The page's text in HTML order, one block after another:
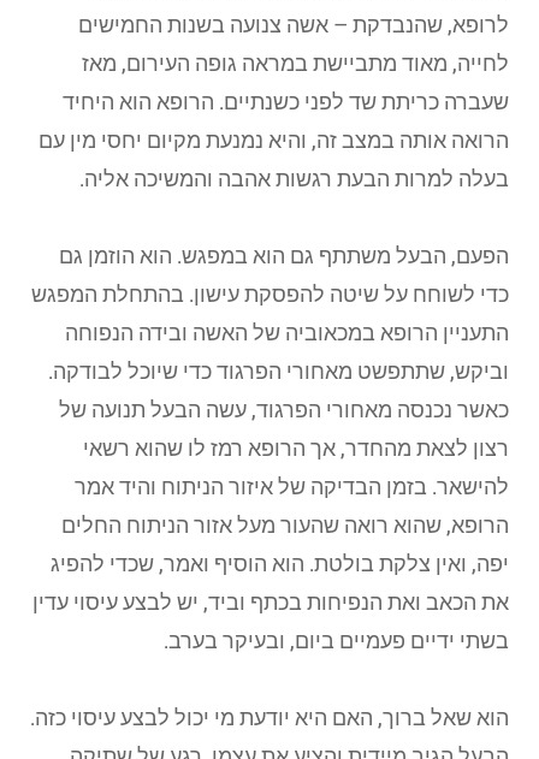
לרופא, שהנבדקת – אשה צנועה בשנות החמישים
לחייה, מאוד מתביישת במראה גופה העירום, מאז
שעברה כריתת שד לפני כשנתיים. הרופא הוא היחיד
הרואה אותה במצב זה, והיא נמנעת מקיום יחסי מין עם
בעלה למרות הבעת רגשות אהבה והמשיכה אליה.
הפעם, הבעל משתתף גם הוא במפגש. הוא הוזמן גם
כדי לשוחח על שיטה להפסקת עישון. בהתחלת המפגש
התעניין הרופא במכאוביה של האשה ובידה הנפוחה
וביקש, שתתפשט מאחורי הפרגוד כדי שיוכל לבודקה.
כאשר נכנסה מאחורי הפרגוד, עשה הבעל תנועה של
רצון לצאת מהחדר, אך הרופא רמז לו שהוא רשאי
להישאר. בזמן הבדיקה של איזור הניתוח והיד אמר
הרופא, שהוא רואה שהעור מעל אזור הניתוח החלים
יפה, ואין צלקת בולטת. הוא הוסיף ואמר, שכדי להפיג
את הכאב ואת הנפיחות בכתף וביד, יש לבצע עיסוי עדין
בשתי ידיים פעמיים ביום, ובעיקר בערב.
הוא שאל ברוך, האם היא יודעת מי יכול לבצע עיסוי כזה.